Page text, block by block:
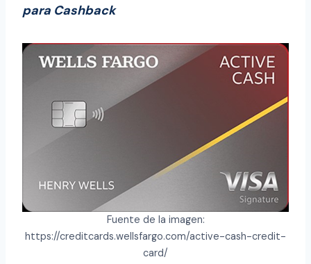
para Cashback
Fuente de la imagen:
https://creditcards.wellsfargo.com/active-cash-credit-
card/